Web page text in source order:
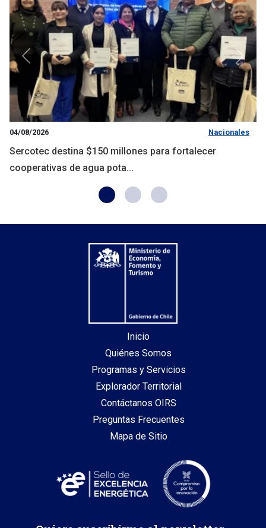
04/08/2026 Nacionales
Sercotec destina $150 millones para fortalecer
cooperativas de agua pota...
Anterior
Inicio
Quiénes Somos
Programas y Servicios
Explorador Territorial
Contáctanos OIRS
Preguntas Frecuentes
Mapa de Sitio